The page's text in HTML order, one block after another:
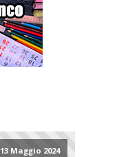
13 Maggio 2024